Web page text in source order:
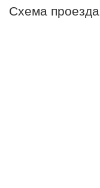
Схема проезда